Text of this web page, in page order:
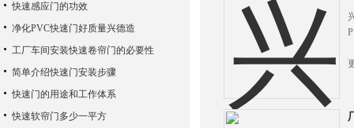
快速感应门的功效
净化PVC快速门好质量兴德造
工厂车间安装快速卷帘门的必要性
简单介绍快速门安装步骤
快速门的用途和工作体系
快速软帘门多少一平方